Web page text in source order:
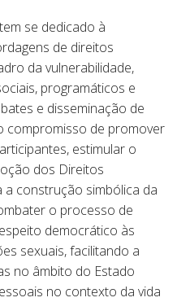
se dedicado à
de direitos
da vulnerabilidade,
programáticos e
e disseminação de
compromisso de promover
estimular o
dos Direitos
a construção simbólica da
o processo de
democrático às
sexuais, facilitando a
no âmbito do Estado
no contexto da vida